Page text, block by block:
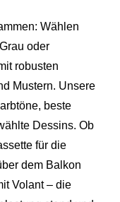
Wählen
oder
robusten
Mustern. Unsere
beste
Dessins. Ob
für die
dem Balkon
Volant – die